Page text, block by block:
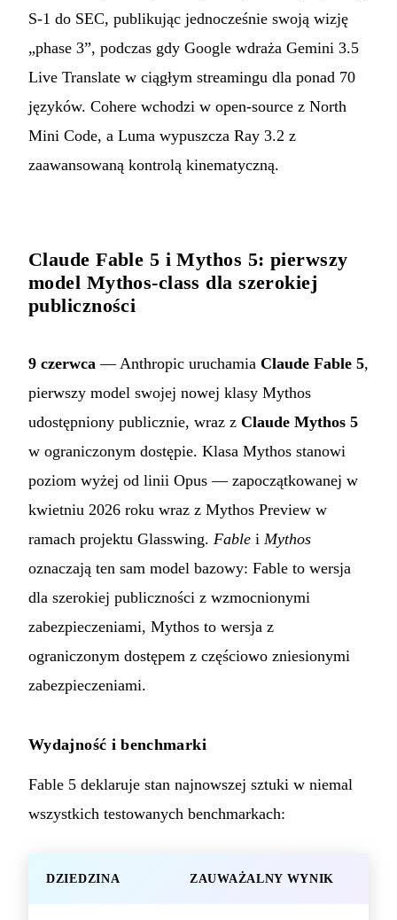
S-1 do SEC, publikując jednocześnie swoją wizję
„phase 3”, podczas gdy Google wdraża Gemini 3.5
Live Translate w ciągłym streamingu dla ponad 70
języków. Cohere wchodzi w open-source z North
Mini Code, a Luma wypuszcza Ray 3.2 z
zaawansowaną kontrolą kinematyczną.
Claude Fable 5 i Mythos 5: pierwszy
model Mythos-class dla szerokiej
publiczności
9 czerwca — Anthropic uruchamia Claude Fable 5,
pierwszy model swojej nowej klasy Mythos
udostępniony publicznie, wraz z Claude Mythos 5
w ograniczonym dostępie. Klasa Mythos stanowi
poziom wyżej od linii Opus — zapoczątkowanej w
kwietniu 2026 roku wraz z Mythos Preview w
ramach projektu Glasswing. Fable i Mythos
oznaczają ten sam model bazowy: Fable to wersja
dla szerokiej publiczności z wzmocnionymi
zabezpieczeniami, Mythos to wersja z
ograniczonym dostępem z częściowo zniesionymi
zabezpieczeniami.
Wydajność i benchmarki
Fable 5 deklaruje stan najnowszej sztuki w niemal
wszystkich testowanych benchmarkach:
DZIEDZINA ZAUWAŻALNY WYNIK